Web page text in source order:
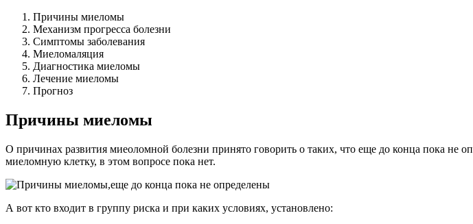
Причины миеломы
Механизм прогресса болезни
Симптомы заболевания
Миеломаляция
Диагностика миеломы
Лечение миеломы
Прогноз
Причины миеломы
О причинах развития миеоломной болезни принято говорить о таких, что еще до конца пока не
миеломную клетку, в этом вопросе пока нет.
А вот кто входит в группу риска и при каких условиях, установлено: